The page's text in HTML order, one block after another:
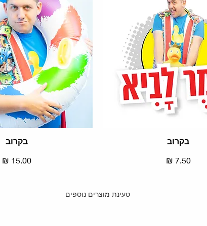
תצוגה מהירה
בקרוב
מחיר
‏7.50 ‏₪
תצוגה מהירה
בקרוב
מחיר
‏15.00 ‏₪
טעינת מוצרים נוספים